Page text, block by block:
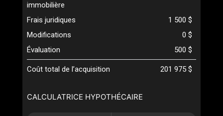
CALCULATRICE HYPOTHÉCAIRE
immobilière
Frais juridiques
1 500 $
Modifications
0 $
Évaluation
500 $
Coût total de l’acquisition 201 975 $